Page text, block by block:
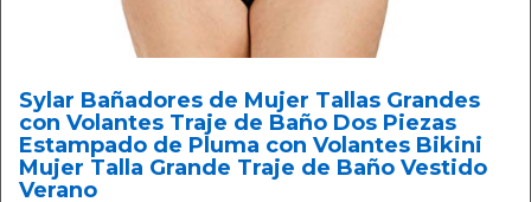
Sylar Bañadores de Mujer Tallas Grandes
con Volantes Traje de Baño Dos Piezas
Estampado de Pluma con Volantes Bikini
Mujer Talla Grande Traje de Baño Vestido
Verano